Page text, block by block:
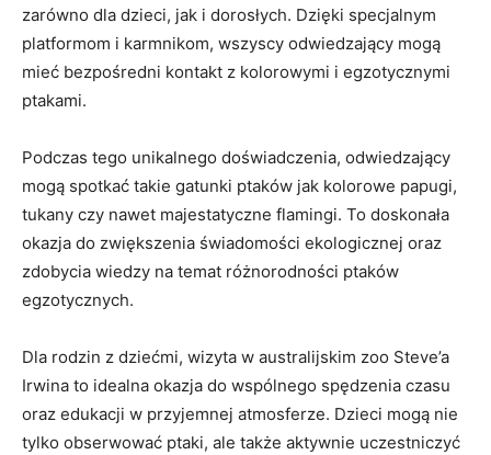
zarówno dla dzieci, jak i dorosłych. Dzięki specjalnym
⁢platformom i⁣ karmnikom, wszyscy odwiedzający‌ mogą
mieć bezpośredni kontakt z kolorowymi i egzotycznymi
ptakami.
Podczas tego unikalnego doświadczenia, odwiedzający
mogą spotkać takie gatunki‍ ptaków jak kolorowe⁢ papugi,
tukany‌ czy nawet majestatyczne flamingi. To ​doskonała
okazja do zwiększenia świadomości ekologicznej oraz
zdobycia wiedzy na temat różnorodności ptaków
egzotycznych.
Dla rodzin z dziećmi, wizyta w australijskim zoo Steve’a
Irwina to idealna okazja do wspólnego spędzenia czasu
oraz edukacji w przyjemnej ⁢atmosferze. Dzieci mogą nie
tylko⁣ obserwować ptaki, ale także aktywnie uczestniczyć